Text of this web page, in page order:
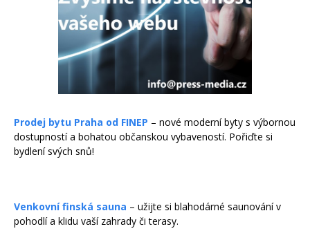
Prodej bytu Praha od FINEP – nové moderní byty s výbornou
dostupností a bohatou občanskou vybaveností. Pořiďte si
bydlení svých snů!
Venkovní finská sauna – užijte si blahodárné saunování v
pohodlí a klidu vaší zahrady či terasy.